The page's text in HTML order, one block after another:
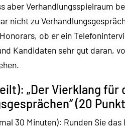
aber Verhandlungsspielraum
nicht zu
ob er ein
Kandidaten sehr gut daran,
„Der Vierklang für
(20
30 Minuten): Runden Sie